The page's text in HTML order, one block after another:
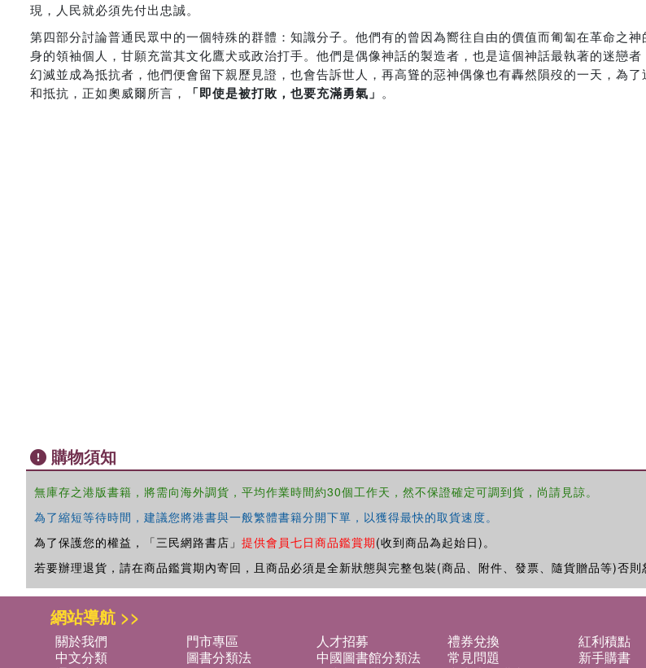
現，人民就必須先付出忠誠。
第四部分討論普通民眾中的一個特殊的群體：知識分子。他們有的曾因為嚮往自由的價值而匍匐在革命之
身的領袖個人，甘願充當其文化鷹犬或政治打手。他們是偶像神話的製造者，也是這個神話最執著的迷戀
幻滅並成為抵抗者，他們便會留下親歷見證，也會告訴世人，再高聳的惡神偶像也有轟然隕歿的一天，為
和抵抗，正如奧威爾所言，
「即使是被打敗，也要充滿勇氣」 。
購物須知
無庫存之港版書籍，將需向海外調貨，平均作業時間約30個工作天，然不保證確定可調到貨，尚請見諒。
為了縮短等待時間，建議您將港書與一般繁體書籍分開下單，以獲得最快的取貨速度。
為了保護您的權益，「三民網路書店」 提供會員七日商品鑑賞期(收到商品為起始日)。
若要辦理退貨，請在商品鑑賞期內寄回，且商品必須是全新狀態與完整包裝(商品、附件、發票、隨貨贈品等)否則
網站導航 >>
關於我們 門市專區 人才招募 禮券兌換
紅利積點
中文分類
圖書分類法 中國圖書館分類法 常見問題
新手購書